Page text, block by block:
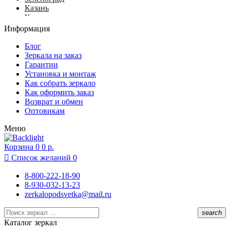
Казань
Калуга
Ковров
Королёв
Красногорск
Курск
Липецк
Москва
Московский
Муром
Нижний Новгород
Новосибирск
Подольск
Раменское
Реутов
Ростов-на-Дону
Санкт-Петербург
Севастополь
Сочи
Тамбов
Тула
Информация
Блог
Зеркала на заказ
Гарантии
Установка и монтаж
Как собрать зеркало
Как оформить заказ
Возврат и обмен
Оптовикам
Меню
Корзина 0 0 р.
 Список желаний 0
8-800-222-18-90
8-930-032-13-23
zerkalopodsvetka@mail.ru
search
Каталог зеркал